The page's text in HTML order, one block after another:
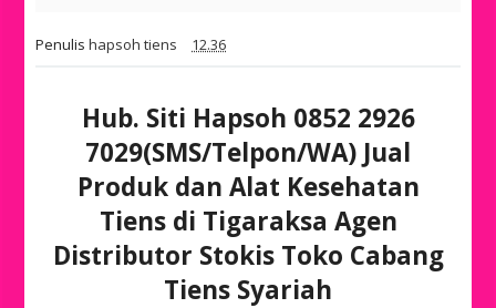
Penulishapsoh tiens 12.36
Hub. Siti Hapsoh 0852 2926
7029(SMS/Telpon/WA) Jual
Produk dan Alat Kesehatan
Tiens di Tigaraksa Agen
Distributor Stokis Toko Cabang
Tiens Syariah